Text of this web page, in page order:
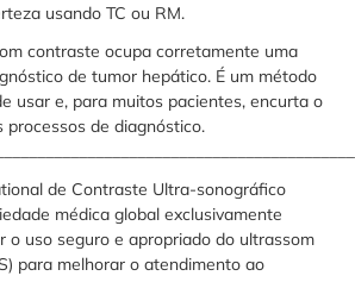
usando TC ou RM.
contraste ocupa corretamente uma
de tumor hepático. É um método
usar e, para muitos pacientes, encurta o
processos de diagnóstico.
de Contraste Ultra-sonográfico
médica global exclusivamente
o uso seguro e apropriado do ultrassom
para melhorar o atendimento ao